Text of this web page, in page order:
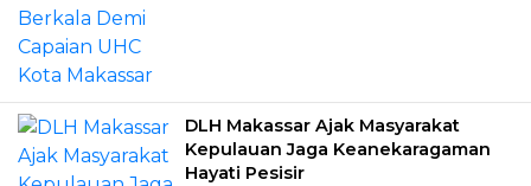
DLH Makassar Ajak Masyarakat
Kepulauan Jaga Keanekaragaman
Hayati Pesisir